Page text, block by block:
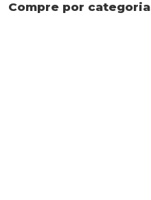
Compre por categoria